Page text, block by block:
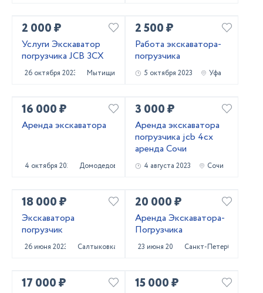
2 000 ₽
Услуги Экскаватор
погрузчика JCB 3CX
26 октября 2023 Мытищи
2 500 ₽
Работа экскаватора-
погрузчика
5 октября 2023 Уфа
16 000 ₽
Аренда экскаватора
4 октября 2023 Домодедово
3 000 ₽
Аренда экскаватора
погрузчика jcb 4сх
аренда Сочи
4 августа 2023 Сочи
18 000 ₽
Экскаватора
погрузчик
26 июня 2023 Салтыковка
20 000 ₽
Аренда Экскаватора-
Погрузчика
23 июня 2023 Санкт-Петербург
17 000 ₽ 15 000 ₽